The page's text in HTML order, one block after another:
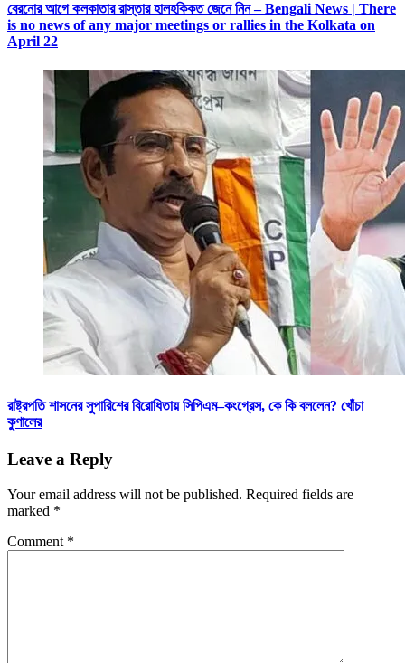
বেরনোর আগে কলকাতার রাস্তার হালহকিকত জেনে নিন – Bengali News | There
is no news of any major meetings or rallies in the Kolkata on
April 22
রাষ্ট্রপতি শাসনের সুপারিশের বিরোধিতায় সিপিএম–কংগ্রেস, কে কি বললেন? খোঁচা‌
কুণালের
Leave a Reply
Your email address will not be published. Required fields are
marked *
Comment *